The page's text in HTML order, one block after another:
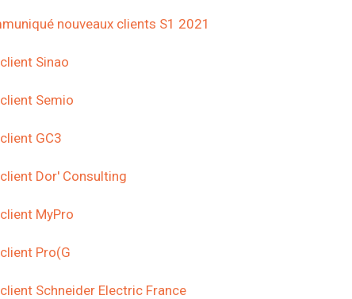
nouveaux clients S1 2021
Sinao
Semio
GC3
Dor' Consulting
MyPro
Pro(G
Schneider Electric France